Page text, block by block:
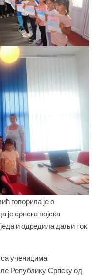
говорила је о
је српска војска
и одредила даљи ток
ученицима
Републику Српску од